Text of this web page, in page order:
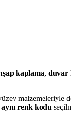
kaplama, duvar
malzemeleriyle
renk kodu